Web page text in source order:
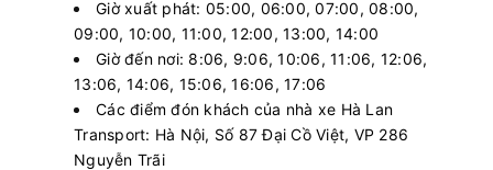
Văn phòng Hà Đông Cảng Ao Tiên
Xuân Trường Limousine Cabin đôi 24 phòng
Giá vé:510.000 Còn trống:20+ Chọn mua
Giờ xuất phát: 05:00, 06:00, 07:00, 08:00,
09:00, 10:00, 11:00, 12:00, 13:00, 14:00
Giờ đến nơi: 8:06, 9:06, 10:06, 11:06, 12:06,
13:06, 14:06, 15:06, 16:06, 17:06
Các điểm đón khách của nhà xe Hà Lan
Transport: Hà Nội, Số 87 Đại Cồ Việt, VP 286
Nguyễn Trãi